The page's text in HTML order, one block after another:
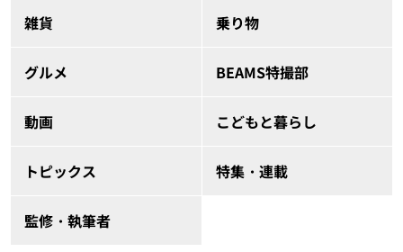
雑貨 乗り物
グルメ BEAMS特撮部
動画 こどもと暮らし
トピックス 特集・連載
監修・執筆者